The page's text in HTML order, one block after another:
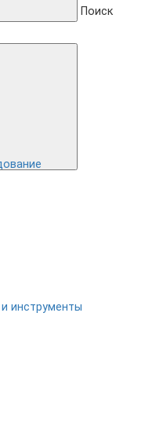
Поиск
инструменты